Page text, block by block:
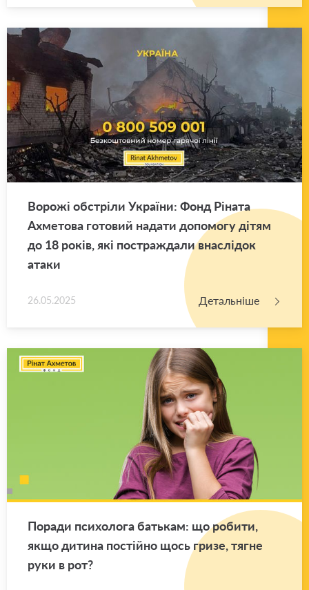
Во­ро­жі об­стрі­ли Укра­ї­ни: Фонд Рі­на­та
Ахме­то­ва го­то­вий на­да­ти до­по­мо­гу дітям
до 18 років, які по­стра­жда­ли вна­слі­док
атаки
26.05.2025 Детальніше
По­ра­ди пси­хо­ло­га ба­тькам: що ро­би­ти,
якщо ди­ти­на по­стій­но щось гризе, тягне
руки в рот?